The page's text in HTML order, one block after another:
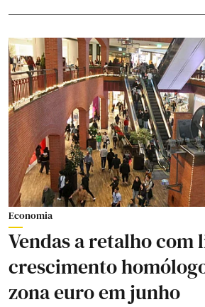
Economia
Vendas a retalho com
crescimento
zona euro em junho